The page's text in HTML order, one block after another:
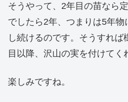
そうやって、2年目の苗なら
でしたら2年、つまりは5年
し続けるのです。そうすれば
目以降、沢山の実を付けてく
楽しみですね。